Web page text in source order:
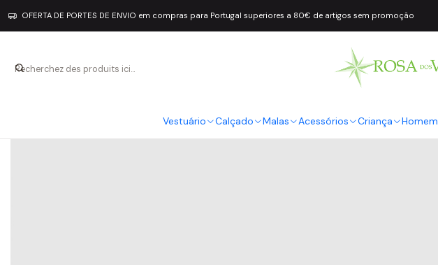
Vestuário Calçado Malas Acessórios Criança Homem
OFERTA DE PORTES DE ENVIO em compras para Portugal superiores a 80€ de artigos sem promoção